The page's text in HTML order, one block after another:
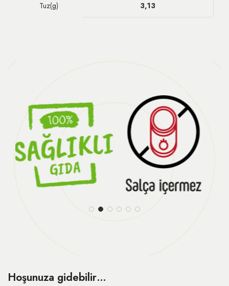
Tuz(g) 3,13
Hoşunuza gidebilir…